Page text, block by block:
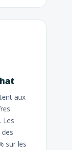
aux
Les
sur les